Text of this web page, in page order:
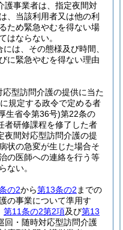
護事業者は、指定夜間対
、当該利用者又は他の利
ため緊急やむを得ない場
はならない。
は、その態様及び時間、
に緊急やむを得ない理由
応型訪問介護の提供に当た
規定する政令で定める者
生省令第36号)第22条の
者研修課程を修了した者
夜間対応型訪問介護の提
状の急変が生じた場合そ
の医師への連絡を行う等
ない。
の2から第13条の2 までの
の事業について準用す
第11条の2第2項及び第13
回・随時対応型訪問介護